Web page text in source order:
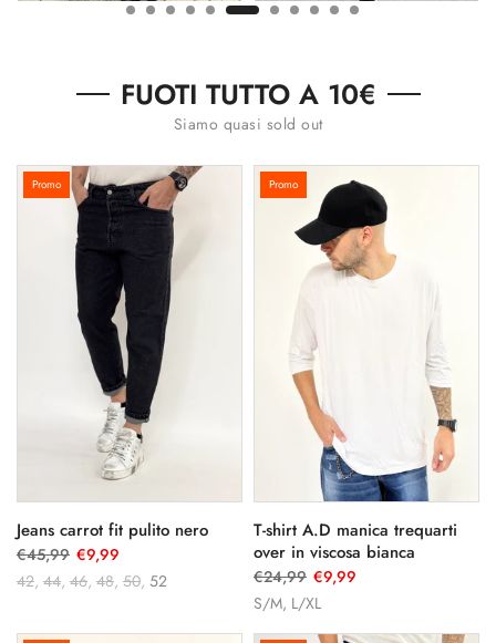
FUOTI TUTTO A 10€
Siamo quasi sold out
Promo
Jeans carrot fit pulito nero
€45,99 €9,99
42 44 46 48 50 52
Promo
T-shirt A.D manica trequarti
over in viscosa bianca
€24,99 €9,99
S/M L/XL